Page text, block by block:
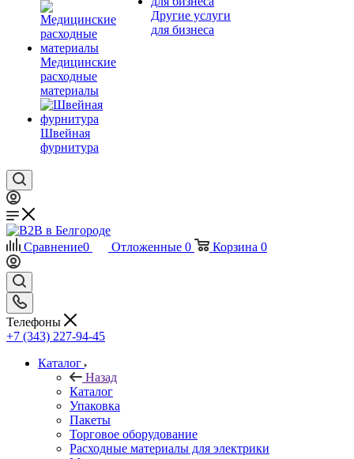
Медицинские
расходные
материалы
Швейная
фурнитура
Другие услуги
для бизнеса
Сравнение0 Отложенные 0 Корзина 0
Телефоны
+7 (343) 227-94-45
Каталог
Назад
Каталог
Упаковка
Пакеты
Торговое оборудование
Расходные материалы для электрики